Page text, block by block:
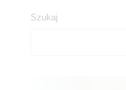
Szukaj